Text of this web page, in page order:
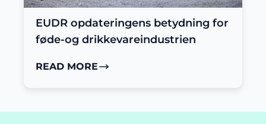
EUDR opdateringens betydning for
føde-og drikkevareindustrien
READ MORE